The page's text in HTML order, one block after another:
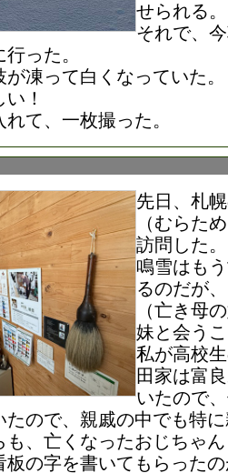
せられる。
それで、
った。
凍って白くなっていた。
！
て、一枚撮った。
先日、札
（むらた
訪問した。
鳴雪はも
るのだが
（亡き母
妹と会う
私が高校
田家は富
いたので
たので、親戚の中でも特
も、亡くなったおじちゃ
板の字を書いてもらった